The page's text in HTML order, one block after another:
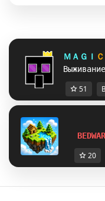
Ｍ Ａ Ｇ Ｉ Ｃ
Выживание
51
20